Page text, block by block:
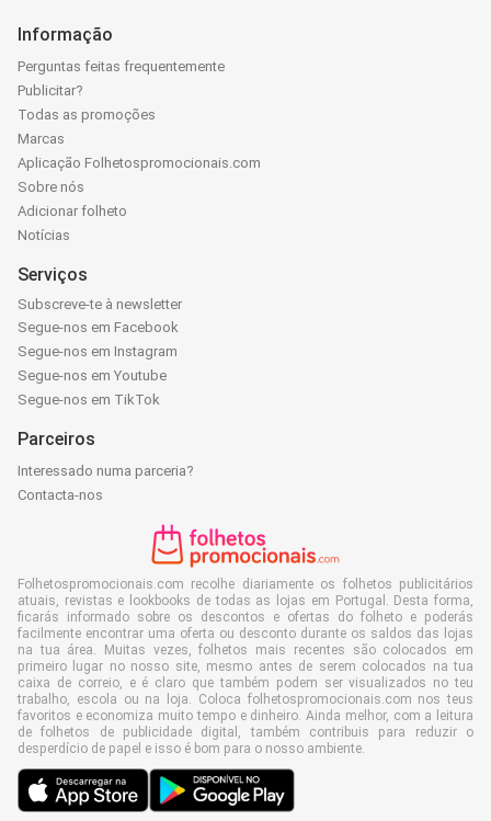
Informação
Perguntas feitas frequentemente
Publicitar?
Todas as promoções
Marcas
Aplicação Folhetospromocionais.com
Sobre nós
Adicionar folheto
Notícias
Serviços
Subscreve-te à newsletter
Segue-nos em Facebook
Segue-nos em Instagram
Segue-nos em Youtube
Segue-nos em TikTok
Parceiros
Interessado numa parceria?
Contacta-nos
Folhetospromocionais.com recolhe diariamente os folhetos publicitários
atuais, revistas e lookbooks de todas as lojas em Portugal. Desta forma,
ficarás informado sobre os descontos e ofertas do folheto e poderás
facilmente encontrar uma oferta ou desconto durante os saldos das lojas
na tua área. Muitas vezes, folhetos mais recentes são colocados em
primeiro lugar no nosso site, mesmo antes de serem colocados na tua
caixa de correio, e é claro que também podem ser visualizados no teu
trabalho, escola ou na loja. Coloca folhetospromocionais.com nos teus
favoritos e economiza muito tempo e dinheiro. Ainda melhor, com a leitura
de folhetos de publicidade digital, também contribuis para reduzir o
desperdício de papel e isso é bom para o nosso ambiente.